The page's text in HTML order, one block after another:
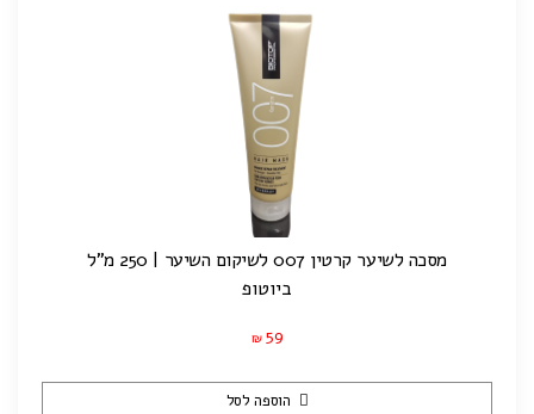
מסכה לשיער קרטין 007 לשיקום השיער | 250 מ"ל
ביוטופ
₪ 59
הוספה לסל